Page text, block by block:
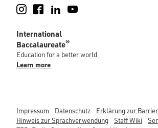
Instagram
FacebookLinkedIn
International
Baccalaureate®
Education for a better world
Learn more
Impressum Datenschutz
Erklärung zur
Hinweis zur Sprachverwendung
Staff Wiki